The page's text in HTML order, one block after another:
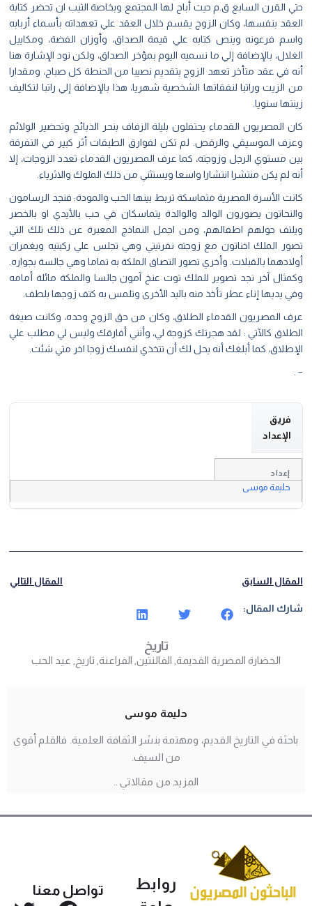
حتي القرن السابع ق.م حيث أباح لها المجتمع وبخاصة الثيب ان تحضر كتابة
العقد بنفسها، وكان الزوج يقسم خلال العقد علي تعهداته بأسماء أربابه
واسم فرعونه وينص كتابه علي قيمة الصداق، وأوزان الفضة، ومكاييل
الغلال، بالإضافة إلي ما نسميه اليوم بمؤخر الصداق، ولكن نود الإشارة هنا
أنه في عقد متأخر تعهد الزوج بتقديم نصيبا من الحنطة كل صباح، ومقدارا
من الزيت وراتبا لنفقاتها الشخصية شهريا، هذا بالإضافة إلي راتبا لتكاليف
زينتها سنويا.
كان المصريون القدماء يحتفلون بليلة الزفاف بنحر الذبائح وتحضير الولائم
وعزف الموسيقي والرقص. لم تكن لفوارق الطبقات أثر كبير في التفرقة
بين مستوي الرجل وزوجته، كما عرف المصريون القدماء تعدد الزوجات، إلا
أنه لم يكن منتشرا انتشارا واسعا ويستثني من ذلك الملوك والاثرياء.
كانت الأسرة المصرية متماسكة تربط بينها الحب والمودة: فنجد الرسامون
والنحاتون يصورون الوالد والوالدة يتماسكان في حب بالأيدي او بالخصر
ويلتف حولهم اطفالهم، ومن اجمل النماذج المعبرة عن ذلك تلك التي
تصور الملك اخناتون مع زوجته نفرتيتي وهي تجلس علي ركبتيه ويغمران
أولادهما بالقبلات. وأخري تصور التصاق الملكة به تماما وهي جالسة بجواره.
وكمثال آخر نجد تصوير للملك توت عنخ آمون جالسا والملكة مائلة أمامه
وفي يديها إناء عطر تأخذ منه باليد الأخرى وتلمس به كتف زوجها بلطف.
عرف المصريون القدماء الطلاق، وكان من حق الزوج وحده، وكانت صيغة
الطلاق كالآتي : لقد هجرتك كزوجة لي، وأنني أفارقك وليس لي مطلب علي
الإطلاق، كما أبلغك أنه يحل لك أن تتخذي لنفسك زوجا اخر متي شئت.
– .
فريق
الإعداد
إعداد
حليمة موسى
المقال السابق المقال التالي
شارك المقال:
تاريخ
الحضارة المصرية القديمة الفالنتين الفراعنة تاريخ عيد الحب
حليمة موسى
باحثة في التاريخ القديم، ومهتمة بنشر الثقافة العلمية. فالقلم أقوى
من السيف.
المزيد من مقالاتي ..
روابط
تواصل معنا